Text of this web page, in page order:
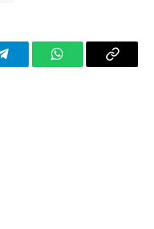
TelegramWhatsAppCopy